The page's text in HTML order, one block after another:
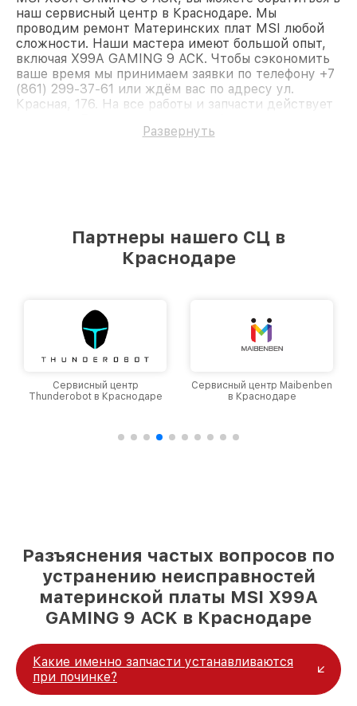
наш сервисный центр в Краснодаре. Мы
проводим ремонт Материнских плат MSI любой
сложности. Наши мастера имеют большой опыт,
включая X99A GAMING 9 ACK. Чтобы сэкономить
ваше время мы принимаем заявки по телефону +7
(861) 299-37-61 или ждём вас по адресу ул.
Красная, 176. На все работы и запчасти действует
Развернуть
Партнеры нашего СЦ в
Краснодаре
Сервисный центр
Thunderobot в Краснодаре
Сервисный центр Maibenben
в Краснодаре
Разъяснения частых вопросов по
устранению неисправностей
материнской платы MSI X99A
GAMING 9 ACK в Краснодаре
Какие именно запчасти устанавливаются
при починке?